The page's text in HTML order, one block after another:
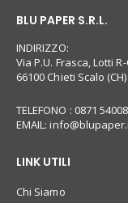
BLU PAPER S.R.L.
INDIRIZZO:
Via P.U. Frasca, Lotti
66100 Chieti Scalo (CH)
TELEFONO : 0871
EMAIL:
LINK UTILI
Chi Siamo